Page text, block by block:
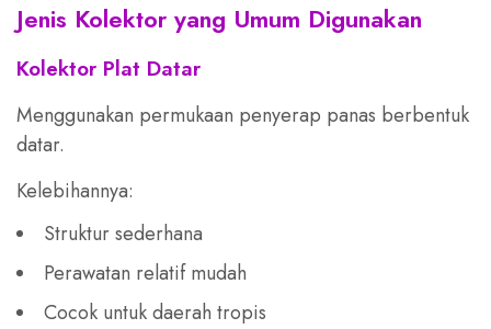
Jenis Kolektor yang Umum Digunakan
Kolektor Plat Datar
Menggunakan permukaan penyerap panas berbentuk
datar.
Kelebihannya:
Struktur sederhana
Perawatan relatif mudah
Cocok untuk daerah tropis